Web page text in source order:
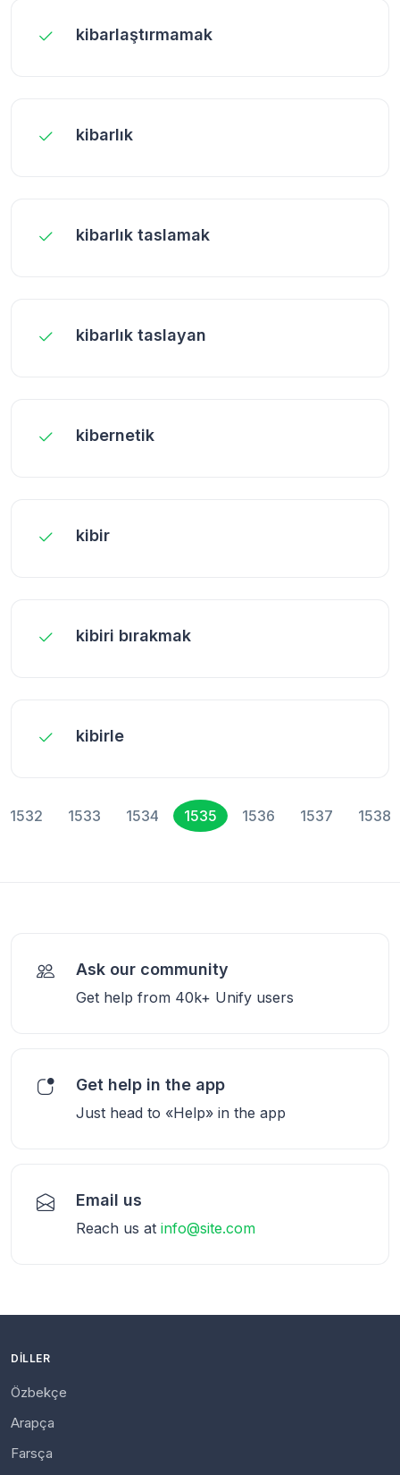
kibarlaştırmamak
kibarlık
kibarlık taslamak
kibarlık taslayan
kibernetik
kibir
kibiri bırakmak
kibirle
1532 1533 1534 1535 1536 1537 1538
Ask our community
Get help from 40k+ Unify users
Get help in the app
Just head to «Help» in the app
Email us
Reach us at info@site.com
DILLER
Özbekçe
Arapça
Farsça